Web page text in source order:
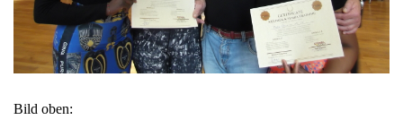
Bild oben: